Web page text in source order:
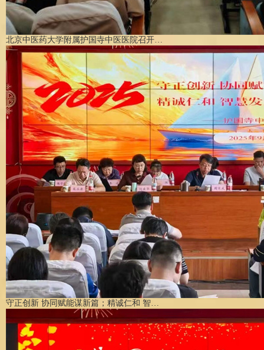
北京中医药大学附属护国寺中医医院召开…
守正创新 协同赋能谋新篇；精诚仁和 智…